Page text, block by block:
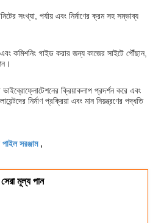
সংখ্যা, পর্যায় এবং নির্মাণের ক্রম সহ সম্ভাব্য
কমিশনিং গাইড করার জন্য কাজের সাইটে পৌঁছান,
ভাইব্রোফ্লোটেশনের ক্রিয়াকলাপ প্রদর্শন করে এবং
নির্মাণ প্রক্রিয়া এবং মান নিয়ন্ত্রণের পদ্ধতি
সরঞ্জাম,
মূল্য পান